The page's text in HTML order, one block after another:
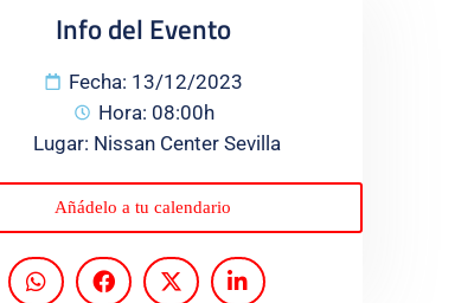
Info del Evento
Fecha: 13/12/2023
Hora: 08:00h
Lugar: Nissan Center Sevilla
Añádelo a tu calendario